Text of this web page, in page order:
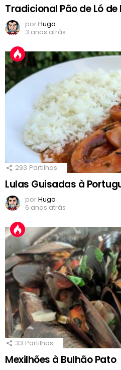
Tradicional Pão de Ló
porHugo
3 anos atrás
293 Partilhas
Lulas Guisadas à
porHugo
6 anos atrás
33 Partilhas
Mexilhões à Bulhão Pato